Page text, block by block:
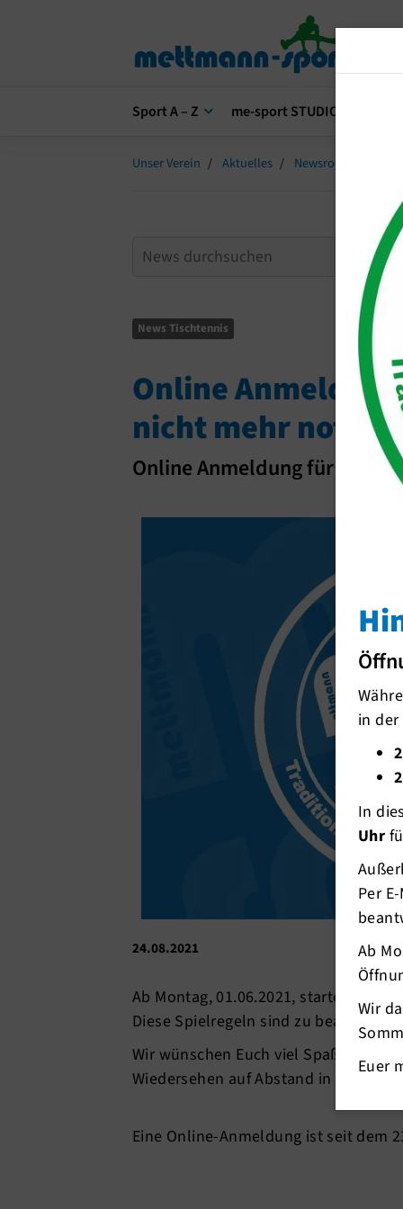
Sport A – Z me-sport STUDIO
Unser Verein Aktuelles Newsroom
News Tischtennis
Online
nicht mehr
Online Anmeldung für
24.08.2021
Ab Montag, 01.06.2021, startet das
Diese Spielregeln sind zu beachten.
Wir wünschen Euch viel Spaß in der
Wiedersehen auf Abstand in der Halle.
Eine Online-Anmeldung ist seit dem
in der
In
Uhr
Per
Ab
Wir
Euer